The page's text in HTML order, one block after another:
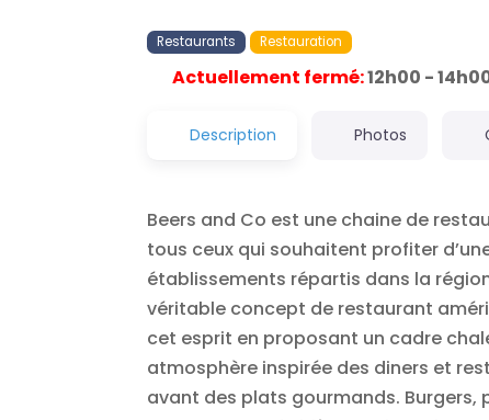
Restaurants Restauration
Actuellement fermé:12h00 -
Description Photos
Beers and Co est une chaine de
tous ceux qui souhaitent profiter
établissements répartis dans la
véritable concept de restaurant
cet esprit en proposant un cadre
atmosphère inspirée des diners et
avant des plats gourmands. Burgers,